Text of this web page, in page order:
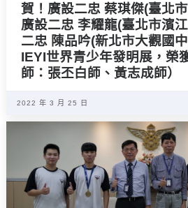
賀！廣設二忠 蔡琪傑(臺北
廣設二忠 李耀龍(臺北市濱
二忠 陳品吟(新北市大觀國
IEYI世界青少年發明展，榮
師：張丕白師、黃志成師）
2022 年 3 月 25 日